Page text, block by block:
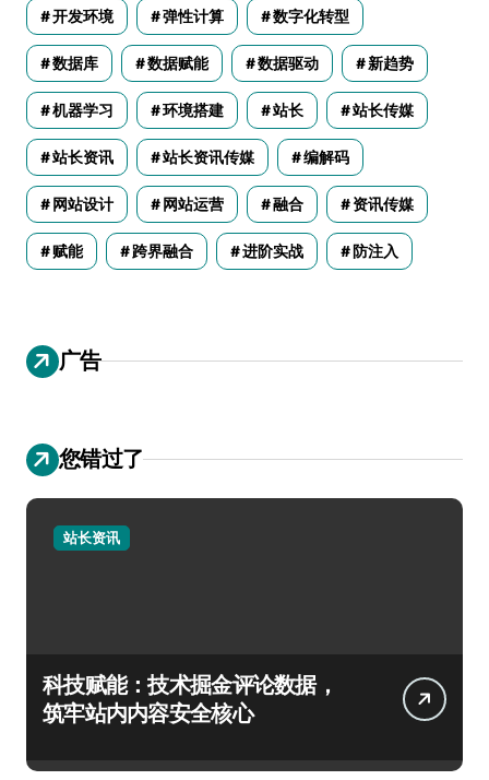
开发环境 弹性计算 数字化转型
数据库 数据赋能 数据驱动 新趋势
机器学习 环境搭建 站长 站长传媒
站长资讯 站长资讯传媒 编解码
网站设计 网站运营 融合 资讯传媒
赋能 跨界融合 进阶实战 防注入
广告
您错过了
站长资讯
科技赋能：技术掘金评论数据，
筑牢站内内容安全核心